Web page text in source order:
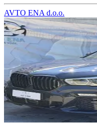
AVTO ENA d.o.o.